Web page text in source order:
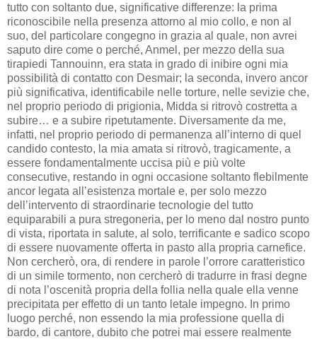
tutto con soltanto due, significative differenze: la prima
riconoscibile nella presenza attorno al mio collo, e non al
suo, del particolare congegno in grazia al quale, non avrei
saputo dire come o perché, Anmel, per mezzo della sua
tirapiedi Tannouinn, era stata in grado di inibire ogni mia
possibilità di contatto con Desmair; la seconda, invero ancor
più significativa, identificabile nelle torture, nelle sevizie che,
nel proprio periodo di prigionia, Midda si ritrovò costretta a
subire… e a subire ripetutamente. Diversamente da me,
infatti, nel proprio periodo di permanenza all’interno di quel
candido contesto, la mia amata si ritrovò, tragicamente, a
essere fondamentalmente uccisa più e più volte
consecutive, restando in ogni occasione soltanto flebilmente
ancor legata all’esistenza mortale e, per solo mezzo
dell’intervento di straordinarie tecnologie del tutto
equiparabili a pura stregoneria, per lo meno dal nostro punto
di vista, riportata in salute, al solo, terrificante e sadico scopo
di essere nuovamente offerta in pasto alla propria carnefice.
Non cercherò, ora, di rendere in parole l’orrore caratteristico
di un simile tormento, non cercherò di tradurre in frasi degne
di nota l’oscenità propria della follia nella quale ella venne
precipitata per effetto di un tanto letale impegno. In primo
luogo perché, non essendo la mia professione quella di
bardo, di cantore, dubito che potrei mai essere realmente